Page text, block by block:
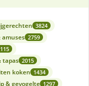
3824
amuses 2759
tapas 2015
koken 1434
& gevogelte 1297